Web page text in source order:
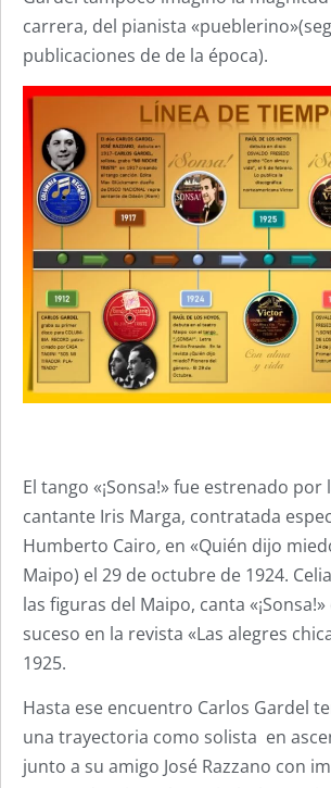
carrera, del pianista
publicaciones de de la época).
El tango «¡Sonsa!» fue estrenado por
cantante Iris Marga, contratada
Humberto Cairo, en «Quién dijo
Maipo) el 29 de octubre de 1924.
las figuras del Maipo, canta
suceso en la revista «Las alegres
1925.
Hasta ese encuentro Carlos Gardel
una trayectoria como solista en
junto a su amigo José Razzano con